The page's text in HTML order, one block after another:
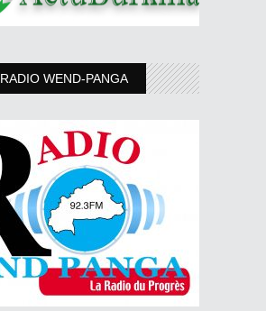
RADIO WEND-PANGA